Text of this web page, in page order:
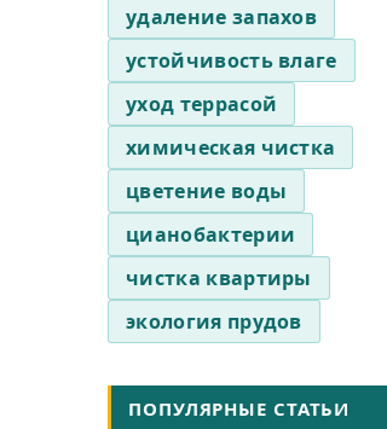
удаление запахов
устойчивость влаге
уход террасой
химическая чистка
цветение воды
цианобактерии
чистка квартиры
экология прудов
ПОПУЛЯРНЫЕ СТАТЬИ